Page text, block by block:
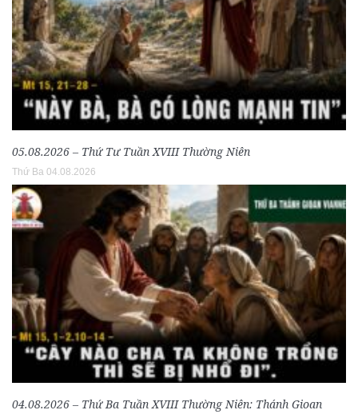
05.08.2026 – Thứ Tư Tuần XVIII Thường Niên
Thứ Ba 04.08.2026
04.08.2026 – Thứ Ba Tuần XVIII Thường Niên: Thánh Gioan